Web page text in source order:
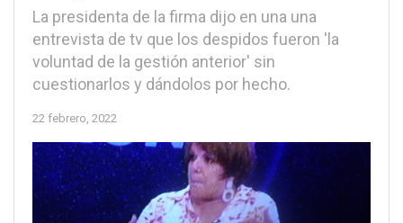
La presidenta de la firma dijo en una una
entrevista de tv que los despidos fueron 'la
voluntad de la gestión anterior' sin
cuestionarlos y dándolos por hecho.
22 febrero, 2022